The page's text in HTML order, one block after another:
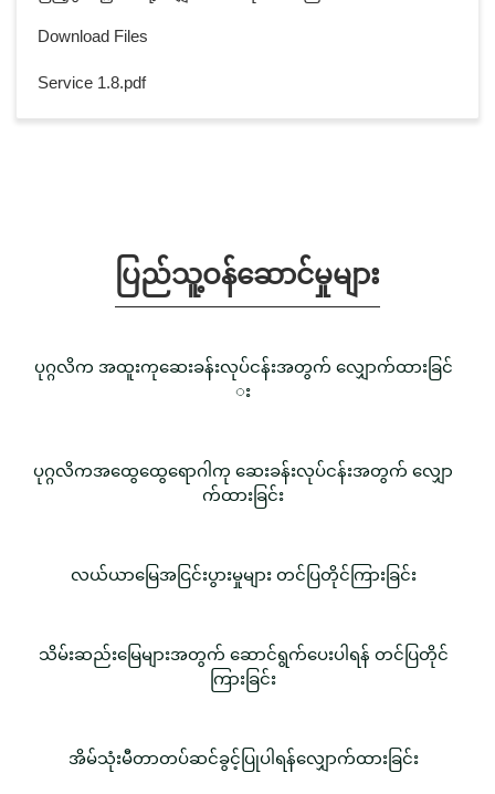
Download Files
Service 1.8.pdf
ပြည်သူ့ဝန်ဆောင်မှုများ
ပုဂ္ဂလိက အထူးကုဆေးခန်းလုပ်ငန်းအတွက် လျှောက်ထားခြင်
း
ပုဂ္ဂလိကအထွေထွေရောဂါကု ဆေးခန်းလုပ်ငန်းအတွက် လျှော
က်ထားခြင်း
လယ်ယာမြေအငြင်းပွားမှုများ တင်ပြတိုင်ကြားခြင်း
သိမ်းဆည်းမြေများအတွက် ဆောင်ရွက်ပေးပါရန် တင်ပြတိုင်
ကြားခြင်း
အိမ်သုံးမီတာတပ်ဆင်ခွင့်ပြုပါရန်လျှောက်ထားခြင်း